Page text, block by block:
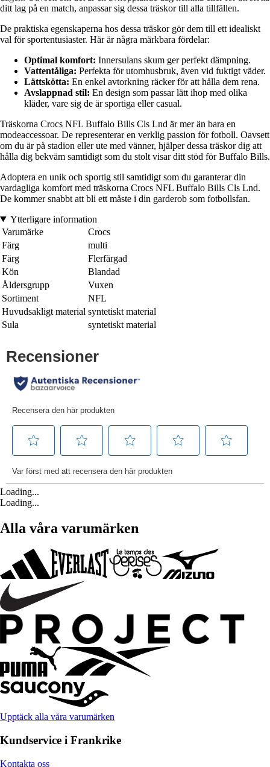
ditt lag på en match, anpassar sig dessa träskor till alla tillfällen.
De praktiska egenskaperna hos dessa träskor gör dem till ett idealiskt
val för sportentusiaster. Här är några märkbara fördelar:
Optimal komfort: Innersulans skum ger perfekt dämpning.
Vattentåliga: Perfekta för utomhusbruk, även vid fuktigt väder.
Lättskötta: En enkel avtorkning räcker för att hålla dem rena.
Avslappnad stil: En design som passar lätt ihop med olika
kläder, vare sig de är sportiga eller casual.
Träskorna Crocs NFL Buffalo Bills Cls Lnd är mer än bara en
modeaccessoar. De representerar en verklig passion för fotboll. Oavsett
om du är på stadion eller ute med vänner, hjälper dessa träskor dig att
hålla dig bekväm samtidigt som du stolt visar ditt stöd för Buffalo Bills.
Adoptera en unik och sportig stil samtidigt som du garanterar din
vardagliga komfort med träskorna Crocs NFL Buffalo Bills Cls Lnd.
De kommer snabbt att bli ett måste i din garderob som fotbollsfan.
Ytterligare information
Varumärke
Crocs
Färg
multi
Färg
Flerfärgad
Kön
Blandad
Åldersgrupp
Vuxen
Sortiment
NFL
Huvudsakligt material syntetiskt material
Sula
syntetiskt material
Loading...
Loading...
Alla våra varumärken
Upptäck alla våra varumärken
Kundservice i Frankrike
Kontakta oss